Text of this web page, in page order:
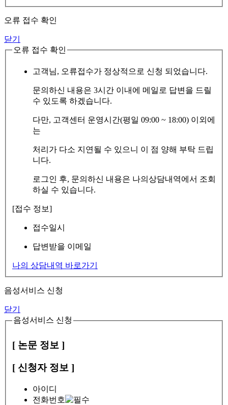
오류 접수 확인
닫기
오류 접수 확인
고객님, 오류접수가 정상적으로 신청 되었습니다.
문의하신 내용은 3시간 이내에 메일로 답변을 드릴
수 있도록 하겠습니다.
다만, 고객센터 운영시간(평일 09:00 ~ 18:00) 이외에
는
처리가 다소 지연될 수 있으니 이 점 양해 부탁 드립
니다.
로그인 후, 문의하신 내용은 나의상담내역에서 조회
하실 수 있습니다.
[접수 정보]
접수일시
답변받을 이메일
나의 상담내역 바로가기
음성서비스 신청
닫기
음성서비스 신청
[ 논문 정보 ]
[ 신청자 정보 ]
아이디
전화번호